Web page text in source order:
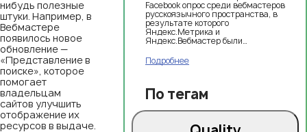
Яндекс.Вебмастер
Facebook опрос среди вебмастеров
русскоязычного пространства, в
результате которого
Яндекс.Метрика и
Яндекс.Вебмастер были
сервисами второй половины 2018
года.
Подробнее
По тегам
нибудь полезные
штуки. Например, в
Вебмастере
появилось новое
обновление —
«Представление в
поиске», которое
помогает
владельцам
сайтов улучшить
отображение их
ресурсов в выдаче.